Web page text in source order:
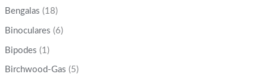
Bengalas (18)
Binoculares (6)
Bipodes (1)
Birchwood-Gas (5)